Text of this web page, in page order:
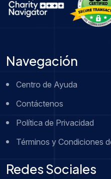
Navegación
Centro de Ayuda
Contáctenos
Política de Privacidad
Términos y Condiciones
Redes Sociales